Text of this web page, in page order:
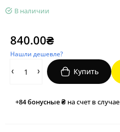
В наличии
840.00₴
Нашли дешевле?
Купить
+84бонусные ₴ на счет в